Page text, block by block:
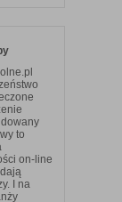
to
on-line
I na